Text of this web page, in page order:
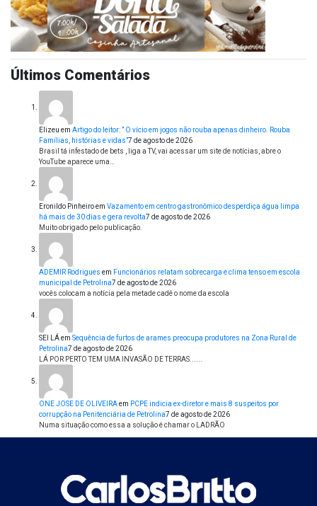
Últimos Comentários
Elizeu em Artigo do leitor: ” O vício em jogos não rouba apenas dinheiro. Rouba
Famílias, histórias e vidas”7 de agosto de 2026
Brasil tá infestado de bets , liga a TV, vai acessar um site de notícias, abre o
YouTube aparece uma…
Eronildo Pinheiroem Vazamento em centro gastronômico desperdiça água limpa
há mais de 30 dias e gera revolta7 de agosto de 2026
Muito obrigado pelo publicação.
ADEMIR Rodrigues em Funcionários relatam sobrecarga e clima tenso em escola
municipal de Petrolina7 de agosto de 2026
vocês colocam a notícia pela metade cadê o nome da escola
SEI LÁem Sequência de furtos de arames preocupa produtores na Zona Rural de
Petrolina7 de agosto de 2026
LÁ POR PERTO TEM UMA INVASÃO DE TERRAS......
ONE JOSE DE OLIVEIRAem PCPE indicia ex-diretor e mais 8 suspeitos por
corrupção na Penitenciária de Petrolina7 de agosto de 2026
Numa situação como essa a solução é chamar o LADRÃO